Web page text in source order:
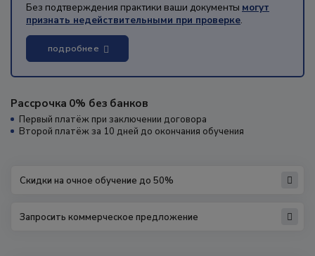
Без подтверждения практики ваши документы могут
признать недействительными при проверке.
подробнее
Рассрочка 0% без банков
Первый платёж при заключении договора
Второй платёж за 10 дней до окончания обучения
Скидки на очное обучение до 50%
Запросить коммерческое предложение